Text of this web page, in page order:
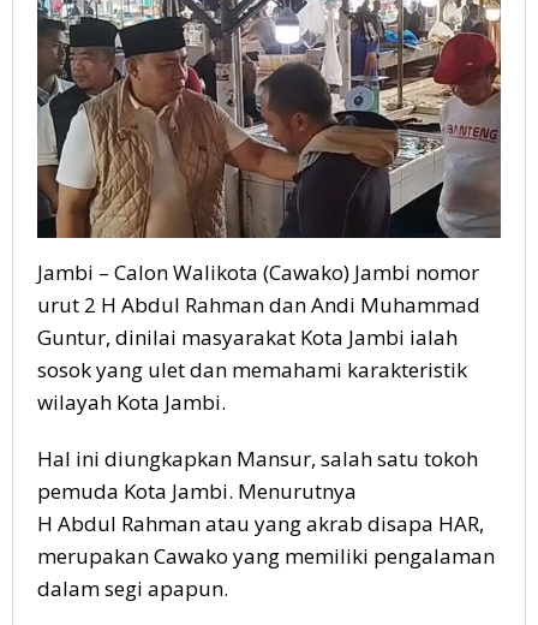
Jambi – Calon Walikota (Cawako) Jambi nomor
urut 2 H Abdul Rahman dan Andi Muhammad
Guntur, dinilai masyarakat Kota Jambi ialah
sosok yang ulet dan memahami karakteristik
wilayah Kota Jambi.
Hal ini diungkapkan Mansur, salah satu tokoh
pemuda Kota Jambi. Menurutnya
H Abdul Rahman atau yang akrab disapa HAR,
merupakan Cawako yang memiliki pengalaman
dalam segi apapun.